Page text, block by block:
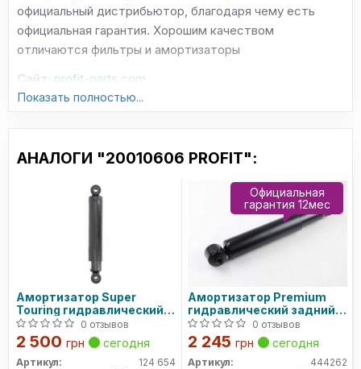
официальный дистрибьютор, благодаря чему есть
официальная гарантия. Хорошим качеством
отличаются фильтры и амортизаторы
Сайт: profit-parts.com
Показать полностью...
АНАЛОГИ "20010606 PROFIT":
Амортизатор Super
Touring гидравлический
задний 124 654 SACHS
0 отзывов
2 500 грн сегодня
Артикул:
124 654
Амортизатор Premium
гидравлический задний
444262 KYB0 отзывов
2 245 грн сегодня
Артикул:
444262
Официальная
гарантия 12мес